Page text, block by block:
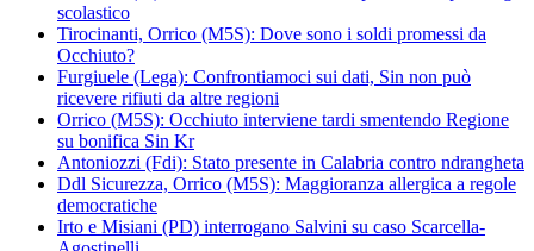
scolastico
Tirocinanti, Orrico (M5S): Dove sono i soldi promessi da
Occhiuto?
Furgiuele (Lega): Confrontiamoci sui dati, Sin non può
ricevere rifiuti da altre regioni
Orrico (M5S): Occhiuto interviene tardi smentendo Regione
su bonifica Sin Kr
Antoniozzi (Fdi): Stato presente in Calabria contro ndrangheta
Ddl Sicurezza, Orrico (M5S): Maggioranza allergica a regole
democratiche
Irto e Misiani (PD) interrogano Salvini su caso Scarcella-